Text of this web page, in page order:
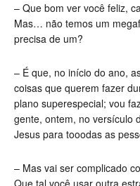
– Que bom ver você feliz,
Mas… não temos um
precisa de um?
– É que, no início do ano,
coisas que querem fazer
plano superespe­cial; vou
gente, ontem, no versículo
Jesus para tooodas as
– Mas vai ser complicado